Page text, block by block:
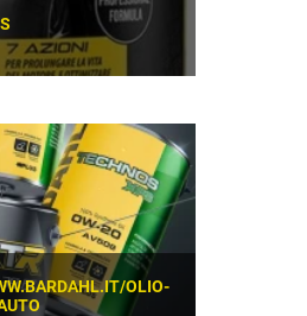
OLIO-